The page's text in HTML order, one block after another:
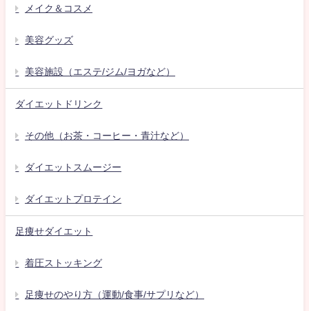
メイク＆コスメ
美容グッズ
美容施設（エステ/ジム/ヨガなど）
ダイエットドリンク
その他（お茶・コーヒー・青汁など）
ダイエットスムージー
ダイエットプロテイン
足痩せダイエット
着圧ストッキング
足痩せのやり方（運動/食事/サプリなど）